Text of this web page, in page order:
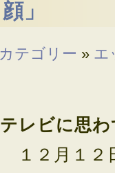
顔」
カテゴリー » エ
テレビに思
１２月１２